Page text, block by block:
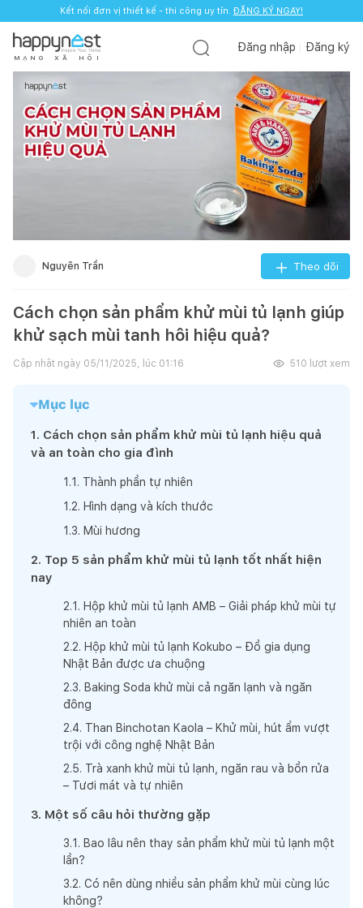
Kết nối đơn vị thiết kế - thi công uy tín. ĐĂNG KÝ NGAY!
M Ạ N G X Ã H Ộ I
Đăng nhập Đăng ký
Nguyên Trần Theo dõi
Cách chọn sản phẩm khử mùi tủ lạnh giúp
khử sạch mùi tanh hôi hiệu quả?
Cập nhật ngày 05/11/2025, lúc 01:16 510 lượt xem
Mục lục
1. Cách chọn sản phẩm khử mùi tủ lạnh hiệu quả
và an toàn cho gia đình
1 .1 . Thành phần tự nhiên
1 .2. Hình dạng và kích thước
1 .3. Mùi hương
2. Top 5 sản phẩm khử mùi tủ lạnh tốt nhất hiện
nay
2.1 . Hộp khử mùi tủ lạnh AMB – Giải pháp khử mùi tự
nhiên an toàn
2.2. Hộp khử mùi tủ lạnh Kokubo – Đồ gia dụng
Nhật Bản được ưa chuộng
2.3. Baking Soda khử mùi cả ngăn lạnh và ngăn
đông
2.4. Than Binchotan Kaola – Khử mùi, hút ẩm vượt
trội với công nghệ Nhật Bản
2.5. Trà xanh khử mùi tủ lạnh, ngăn rau và bồn rửa
– Tươi mát và tự nhiên
3. Một số câu hỏi thường gặp
3.1 . Bao lâu nên thay sản phẩm khử mùi tủ lạnh một
lần?
3.2. Có nên dùng nhiều sản phẩm khử mùi cùng lúc
không?